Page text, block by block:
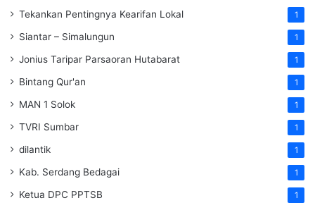
Tekankan Pentingnya Kearifan Lokal 1
Siantar – Simalungun 1
Jonius Taripar Parsaoran Hutabarat 1
Bintang Qur'an 1
MAN 1 Solok 1
TVRI Sumbar 1
dilantik 1
Kab. Serdang Bedagai 1
Ketua DPC PPTSB 1